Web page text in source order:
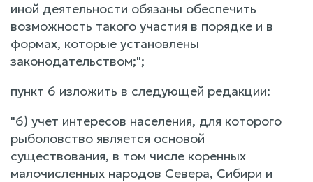
иной деятельности обязаны обеспечить
возможность такого участия в порядке и в
формах, которые установлены
законодательством;";
пункт 6 изложить в следующей редакции:
"6) учет интересов населения, для которого
рыболовство является основой
существования, в том числе коренных
малочисленных народов Севера, Сибири и